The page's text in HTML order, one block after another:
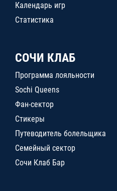
Календарь игр
Статистика
СОЧИ КЛАБ
Программа лояльности
Sochi Queens
Фан-сектор
Стикеры
Путеводитель болельщика
Семейный сектор
Сочи Клаб Бар